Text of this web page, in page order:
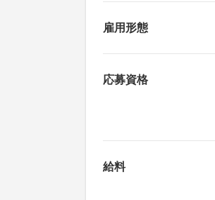
雇用形態
応募資格
給料